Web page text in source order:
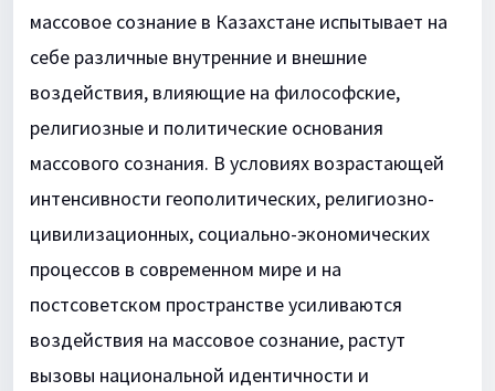
массовое сознание в Казахстане испытывает на
себе различные внутренние и внешние
воздействия, влияющие на философские,
религиозные и политические основания
массового сознания. В условиях возрастающей
интенсивности геополитических, религиозно-
цивилизационных, социально-экономических
процессов в современном мире и на
постсоветском пространстве усиливаются
воздействия на массовое сознание, растут
вызовы национальной идентичности и